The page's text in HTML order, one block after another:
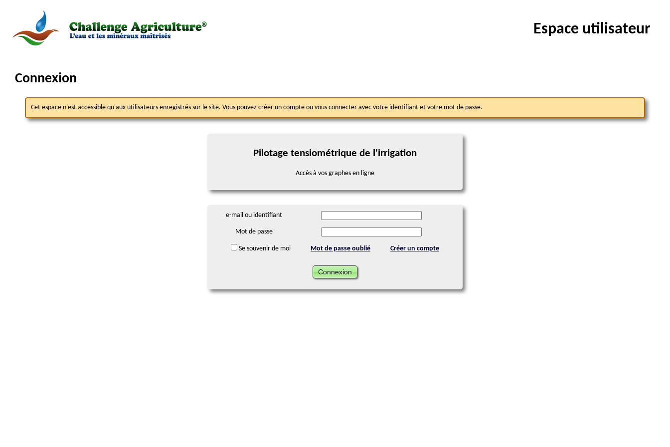
Espace utilisateur
Connexion
Cet espace n'est accessible qu'aux utilisateurs enregistrés sur le site. Vous pouvez créer un compte ou vous connecter avec votre identifiant et votre mot de passe.
Pilotage tensiométrique de l'irrigation
Accès à vos graphes en ligne
e-mail ou identifiant
Mot de passe
Se souvenir de moi Mot de passe oublié Créer un compte